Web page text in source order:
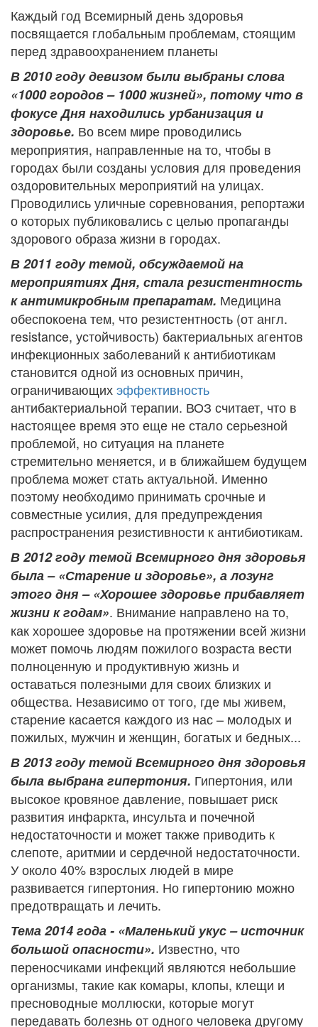
Каждый год Всемирный день здоровья
посвящается глобальным проблемам, стоящим
перед здравоохранением планеты
В 2010 году девизом были выбраны слова
«1000 городов – 1000 жизней», потому что в
фокусе Дня находились урбанизация и
здоровье. Во всем мире проводились
мероприятия, направленные на то, чтобы в
городах были созданы условия для проведения
оздоровительных мероприятий на улицах.
Проводились уличные соревнования, репортажи
о которых публиковались с целью пропаганды
здорового образа жизни в городах.
В 2011 году темой, обсуждаемой на
мероприятиях Дня, стала резистентность
к антимикробным препаратам. Медицина
обеспокоена тем, что резистентность (от англ.
resistance, устойчивость) бактериальных агентов
инфекционных заболеваний к антибиотикам
становится одной из основных причин,
ограничивающихэффективность
антибактериальной терапии. ВОЗ считает, что в
настоящее время это еще не стало серьезной
проблемой, но ситуация на планете
стремительно меняется, и в ближайшем будущем
проблема может стать актуальной. Именно
поэтому необходимо принимать срочные и
совместные усилия, для предупреждения
распространения резистивности к антибиотикам.
В 2012 году темой Всемирного дня здоровья
была – «Старение и здоровье», а лозунг
этого дня – «Хорошее здоровье прибавляет
жизни к годам». Внимание направлено на то,
как хорошее здоровье на протяжении всей жизни
может помочь людям пожилого возраста вести
полноценную и продуктивную жизнь и
оставаться полезными для своих близких и
общества. Независимо от того, где мы живем,
старение касается каждого из нас – молодых и
пожилых, мужчин и женщин, богатых и бедных...
В 2013 году темой Всемирного дня здоровья
была выбрана гипертония. Гипертония, или
высокое кровяное давление, повышает риск
развития инфаркта, инсульта и почечной
недостаточности и может также приводить к
слепоте, аритмии и сердечной недостаточности.
У около 40% взрослых людей в мире
развивается гипертония. Но гипертонию можно
предотвращать и лечить.
Тема 2014 года - «Маленький укус – источник
большой опасности». Известно, что
переносчиками инфекций являются небольшие
организмы, такие как комары, клопы, клещи и
пресноводные моллюски, которые могут
передавать болезнь от одного человека другому